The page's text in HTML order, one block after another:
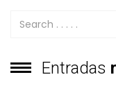
Entradas